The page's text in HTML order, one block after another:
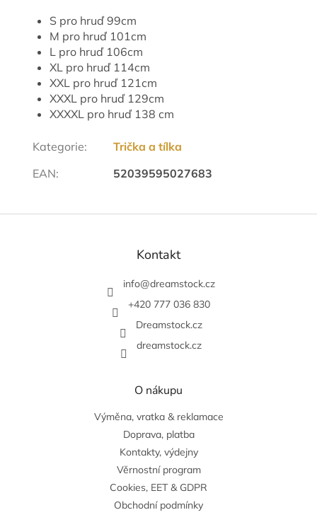
S pro hruď 99cm
M pro hruď 101cm
L pro hruď 106cm
XL pro hruď 114cm
XXL pro hruď 121cm
XXXL pro hruď 129cm
XXXXL pro hruď 138 cm
Kategorie:
Trička a tílka
EAN: 52039595027683
Z
Kontakt
info@dreamstock.cz
+420 777 036 830
Dreamstock.cz
dreamstock.cz
O nákupu
Výměna, vratka & reklamace
Doprava, platba
Kontakty, výdejny
Věrnostní program
Cookies, EET & GDPR
Obchodní podmínky